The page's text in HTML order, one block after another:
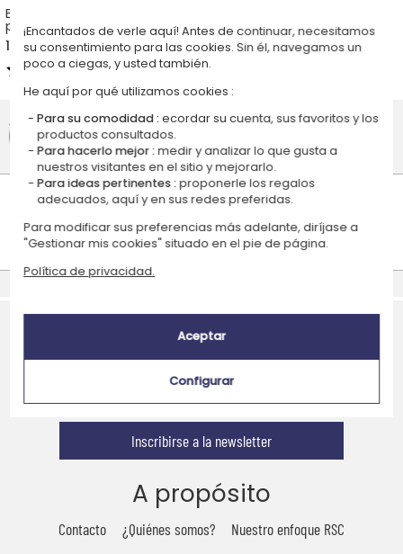
Estuche Tann's Ámsterdam
personalizable
15,90 €
5,00 (1 opiniones)
cuadros personalizable
18,90 €
Google opinión clientes
(387 opiniones)
Entrega express
Inscribirse a la newsletter
A propósito
Contacto ¿Quiénes somos?
Nuestro enfoque RSC
¡Encantados de verle aquí! Antes de continuar, necesitamos
su consentimiento para las cookies. Sin él, navegamos un
poco a ciegas, y usted también.
He aquí por qué utilizamos cookies :
Para su comodidad : ecordar su cuenta, sus favoritos y los
productos consultados.
Para hacerlo mejor :medir y analizar lo que gusta a
nuestros visitantes en el sitio y mejorarlo.
Para ideas pertinentes :proponerle los regalos
adecuados, aquí y en sus redes preferidas.
Para modificar sus preferencias más adelante, diríjase a
"Gestionar mis cookies" situado en el pie de página.
Política de privacidad.
Aceptar
Configurar